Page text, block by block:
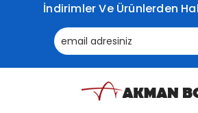
İndirimler Ve Ürünlerden